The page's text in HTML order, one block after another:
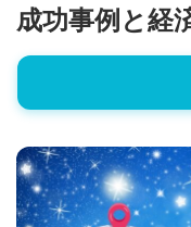
成功事例と経